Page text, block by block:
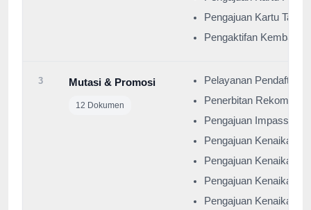
Pengajuan Kartu
Pengaktifan Kembali
3 Mutasi & Promosi
12 Dokumen
Pelayanan
Penerbitan
Pengajuan Impassing
Pengajuan Kenaikan
Pengajuan Kenaikan
Pengajuan Kenaikan
Pengajuan Kenaikan